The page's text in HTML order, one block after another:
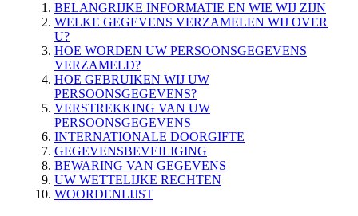
BELANGRIJKE INFORMATIE EN WIE WIJ ZIJN
WELKE GEGEVENS VERZAMELEN WIJ OVER
U?
HOE WORDEN UW PERSOONSGEGEVENS
VERZAMELD?
HOE GEBRUIKEN WIJ UW
PERSOONSGEGEVENS?
VERSTREKKING VAN UW
PERSOONSGEGEVENS
INTERNATIONALE DOORGIFTE
GEGEVENSBEVEILIGING
BEWARING VAN GEGEVENS
UW WETTELIJKE RECHTEN
WOORDENLIJST